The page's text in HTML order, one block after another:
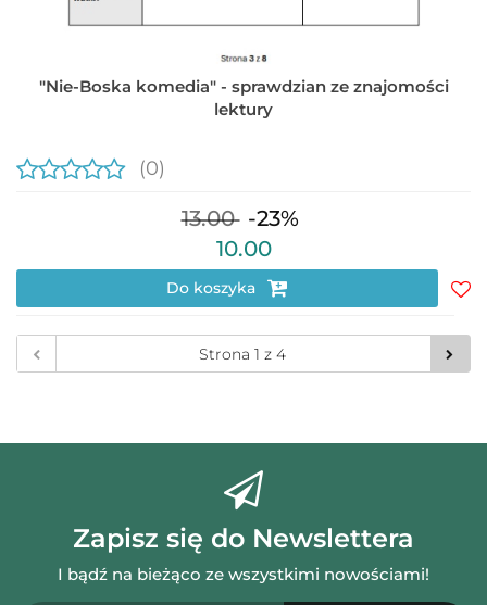
"Nie-Boska komedia" - sprawdzian ze znajomości
lektury
(0)
13.00 -23%
10.00
Do koszyka
Zapisz się do Newslettera
I bądź na bieżąco ze wszystkimi nowościami!